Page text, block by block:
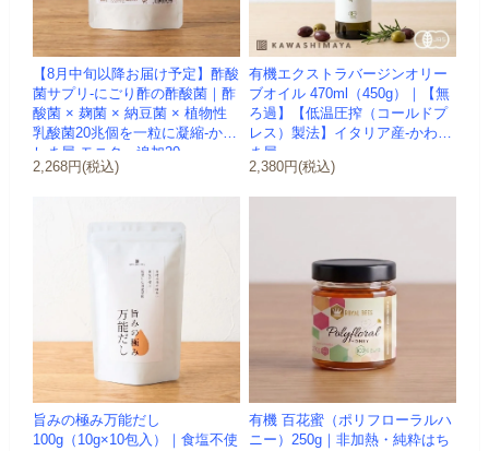
【8月中旬以降お届け予定】酢酸
菌サプリ-にごり酢の酢酸菌｜酢
酸菌 × 麹菌 × 納豆菌 × 植物性
乳酸菌20兆個を一粒に凝縮-かわ
しま屋-モニター追加20...
2,268円(税込)
有機エクストラバージンオリー
ブオイル 470ml（450g）｜【無
ろ過】【低温圧搾（コールドプ
レス）製法】イタリア産-かわし
ま屋-
2,380円(税込)
旨みの極み万能だし
100g（10g×10包入）｜食塩不使
有機 百花蜜（ポリフローラルハ
ニー）250g｜非加熱・純粋はち